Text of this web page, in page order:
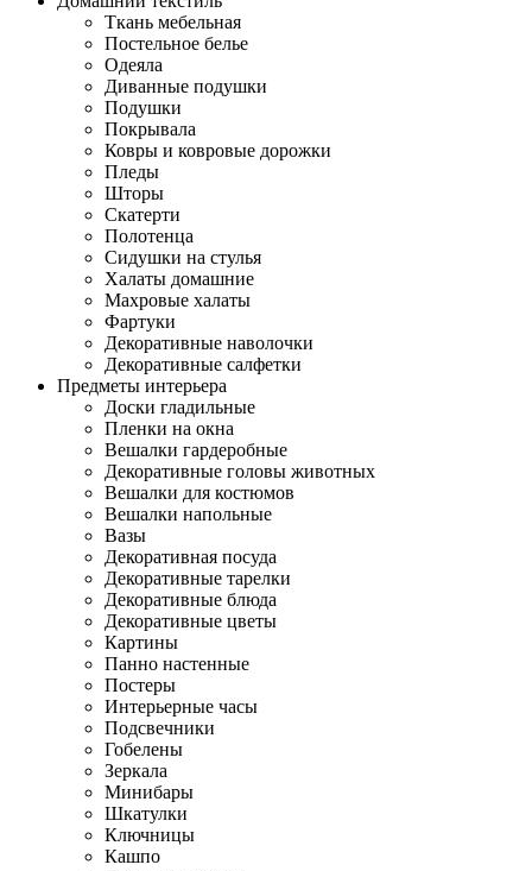
Ткань мебельная
Постельное белье
Одеяла
Диванные подушки
Подушки
Покрывала
Ковры и ковровые дорожки
Пледы
Шторы
Скатерти
Полотенца
Сидушки на стулья
Халаты домашние
Махровые халаты
Фартуки
Декоративные наволочки
Декоративные салфетки
Предметы интерьера
Доски гладильные
Пленки на окна
Вешалки гардеробные
Декоративные головы животных
Вешалки для костюмов
Вешалки напольные
Вазы
Декоративная посуда
Декоративные тарелки
Декоративные блюда
Декоративные цветы
Картины
Панно настенные
Постеры
Интерьерные часы
Подсвечники
Гобелены
Зеркала
Минибары
Шкатулки
Ключницы
Кашпо